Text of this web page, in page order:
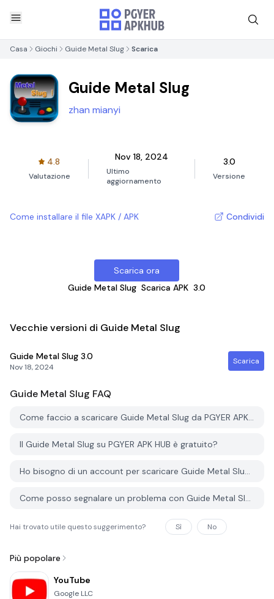
Casa Giochi Guide Metal Slug Scarica
Guide Metal Slug
zhan mianyi
4.8
Valutazione
Nov 18, 2024
Ultimo
aggiornamento
3.0
Versione
Come installare il file XAPK / APK Condividi
Scarica ora
Guide Metal Slug Scarica APK 3.0
Vecchie versioni di Guide Metal Slug
Guide Metal Slug 3.0
Nov 18, 2024
Scarica
Guide Metal Slug FAQ
Come faccio a scaricare Guide Metal Slug da PGYER APK HUB?
Il Guide Metal Slug su PGYER APK HUB è gratuito?
Ho bisogno di un account per scaricare Guide Metal Slug da PGYER APK HUB?
Come posso segnalare un problema con Guide Metal Slug su PGYER APK HUB?
Hai trovato utile questo suggerimento? Sì No
Più popolare
YouTube
Google LLC